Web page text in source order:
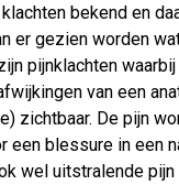
bekend en
er gezien worden
pijnklachten
van een
zichtbaar. De pijn
een blessure in een
wel uitstralende